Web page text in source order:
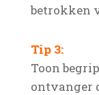
betrokken
Tip 3:
Toon
ontvanger